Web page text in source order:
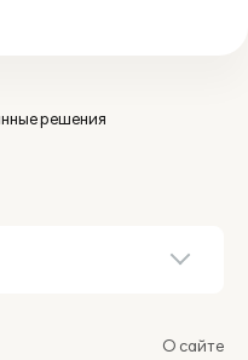
решения
О сайте